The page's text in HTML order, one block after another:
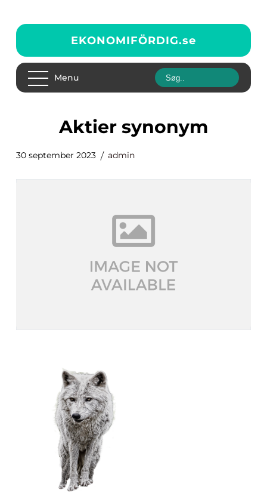
EKONOMIFÖRDIG.se
Menu
aktier synonym
30 september 2023 admin